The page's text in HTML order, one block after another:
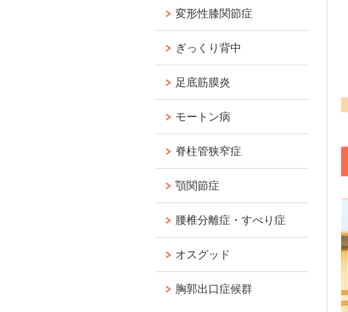
変形性膝関節症
ぎっくり背中
足底筋膜炎
モートン病
脊柱管狭窄症
顎関節症
腰椎分離症・すべり症
オスグッド
胸郭出口症候群